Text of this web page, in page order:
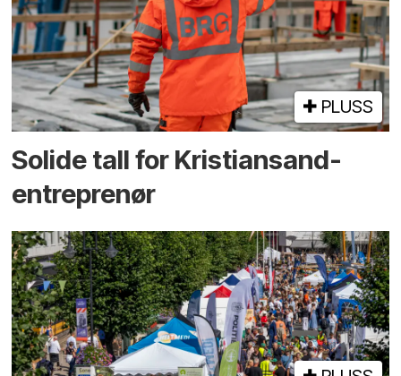
PLUSS
Solide tall for Kristiansand-
entreprenør